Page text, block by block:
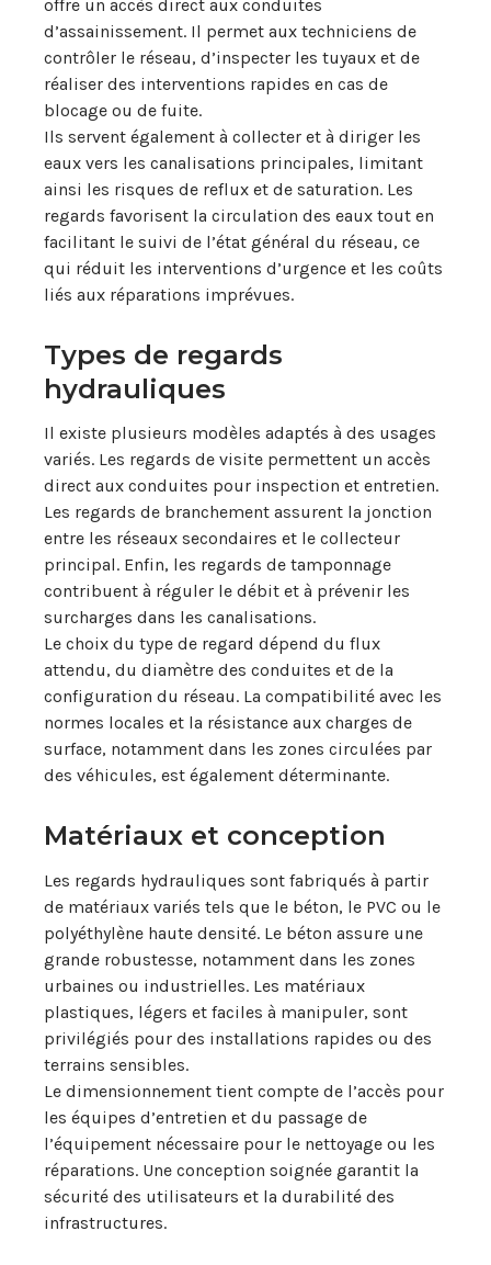
offre un accès direct aux conduites
d’assainissement. Il permet aux techniciens de
contrôler le réseau, d’inspecter les tuyaux et de
réaliser des interventions rapides en cas de
blocage ou de fuite.
Ils servent également à collecter et à diriger les
eaux vers les canalisations principales, limitant
ainsi les risques de reflux et de saturation. Les
regards favorisent la circulation des eaux tout en
facilitant le suivi de l’état général du réseau, ce
qui réduit les interventions d’urgence et les coûts
liés aux réparations imprévues.
Types de regards
hydrauliques
Il existe plusieurs modèles adaptés à des usages
variés. Les regards de visite permettent un accès
direct aux conduites pour inspection et entretien.
Les regards de branchement assurent la jonction
entre les réseaux secondaires et le collecteur
principal. Enfin, les regards de tamponnage
contribuent à réguler le débit et à prévenir les
surcharges dans les canalisations.
Le choix du type de regard dépend du flux
attendu, du diamètre des conduites et de la
configuration du réseau. La compatibilité avec les
normes locales et la résistance aux charges de
surface, notamment dans les zones circulées par
des véhicules, est également déterminante.
Matériaux et conception
Les regards hydrauliques sont fabriqués à partir
de matériaux variés tels que le béton, le PVC ou le
polyéthylène haute densité. Le béton assure une
grande robustesse, notamment dans les zones
urbaines ou industrielles. Les matériaux
plastiques, légers et faciles à manipuler, sont
privilégiés pour des installations rapides ou des
terrains sensibles.
Le dimensionnement tient compte de l’accès pour
les équipes d’entretien et du passage de
l’équipement nécessaire pour le nettoyage ou les
réparations. Une conception soignée garantit la
sécurité des utilisateurs et la durabilité des
infrastructures.